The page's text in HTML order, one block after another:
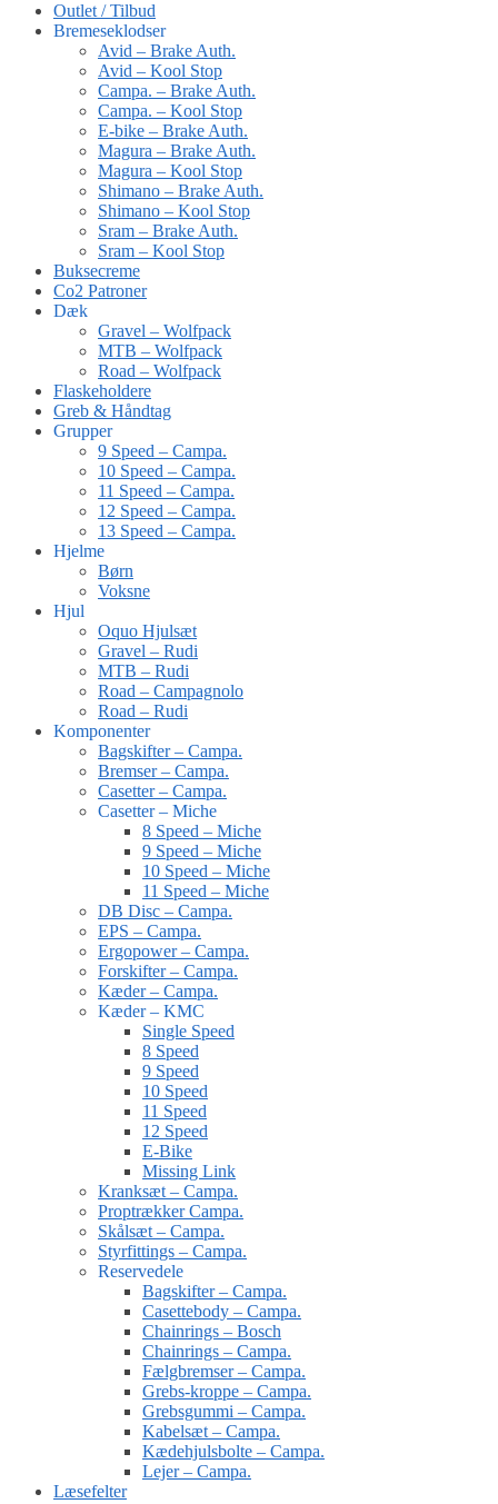
Outlet / Tilbud
Bremeseklodser
Avid – Brake Auth.
Avid – Kool Stop
Campa. – Brake Auth.
Campa. – Kool Stop
E-bike – Brake Auth.
Magura – Brake Auth.
Magura – Kool Stop
Shimano – Brake Auth.
Shimano – Kool Stop
Sram – Brake Auth.
Sram – Kool Stop
Buksecreme
Co2 Patroner
Dæk
Gravel – Wolfpack
MTB – Wolfpack
Road – Wolfpack
Flaskeholdere
Greb & Håndtag
Grupper
9 Speed – Campa.
10 Speed – Campa.
11 Speed – Campa.
12 Speed – Campa.
13 Speed – Campa.
Hjelme
Børn
Voksne
Hjul
Oquo Hjulsæt
Gravel – Rudi
MTB – Rudi
Road – Campagnolo
Road – Rudi
Komponenter
Bagskifter – Campa.
Bremser – Campa.
Casetter – Campa.
Casetter – Miche
8 Speed – Miche
9 Speed – Miche
10 Speed – Miche
11 Speed – Miche
DB Disc – Campa.
EPS – Campa.
Ergopower – Campa.
Forskifter – Campa.
Kæder – Campa.
Kæder – KMC
Single Speed
8 Speed
9 Speed
10 Speed
11 Speed
12 Speed
E-Bike
Missing Link
Kranksæt – Campa.
Proptrækker Campa.
Skålsæt – Campa.
Styrfittings – Campa.
Reservedele
Bagskifter – Campa.
Casettebody – Campa.
Chainrings – Bosch
Chainrings – Campa.
Fælgbremser – Campa.
Grebs-kroppe – Campa.
Grebsgummi – Campa.
Kabelsæt – Campa.
Kædehjulsbolte – Campa.
Lejer – Campa.
Læsefelter